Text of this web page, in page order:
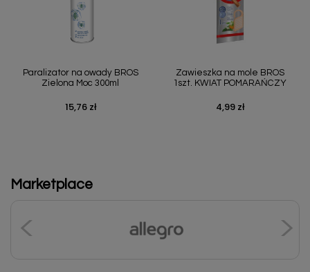
Paralizator na owady BROS
Zielona Moc 300ml
Cena
15,76 zł
Zawieszka na mole BROS
1szt. KWIAT POMARAŃCZY
Cena
4,99 zł
Marketplace